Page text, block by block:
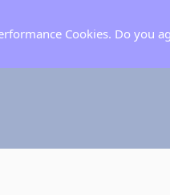
Cookies. Do you